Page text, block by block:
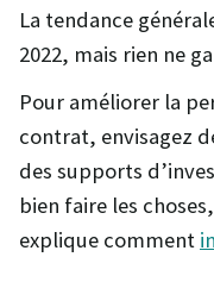
La tendance
2022, mais rien ne
Pour améliorer la
contrat, envisagez
des supports
bien faire les
explique comment